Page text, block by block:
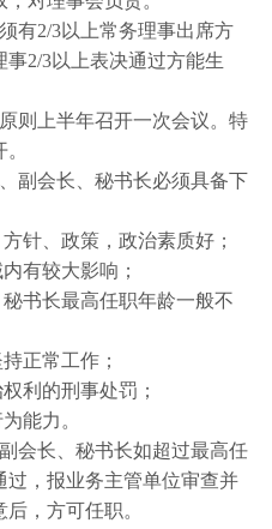
2/3以上常务理事出席方
2/3以上表决通过方能生
上半年召开一次会议。特
。
会长、秘书长必须具备下
、政策，政治素质好；
较大影响；
长最高任职年龄一般不
正常工作；
的刑事处罚；
能力。
长、秘书长如超过最高任
，报业务主管单位审查并
，方可任职。